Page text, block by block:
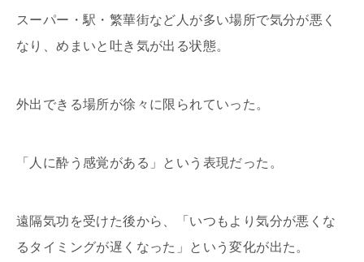
スーパー・駅・繁華街など人が多い場所で気分が悪く
なり、めまいと吐き気が出る状態。
外出できる場所が徐々に限られていった。
「人に酔う感覚がある」という表現だった。
遠隔気功を受けた後から、「いつもより気分が悪くな
るタイミングが遅くなった」という変化が出た。